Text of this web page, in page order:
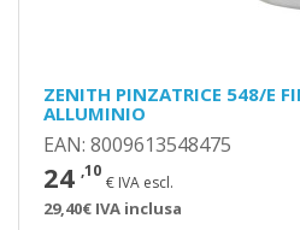
ZENITH PINZATRICE 548/E
ALLUMINIO
EAN: 8009613548475
24 ,10
€ IVA escl.
29,40€ IVA inclusa